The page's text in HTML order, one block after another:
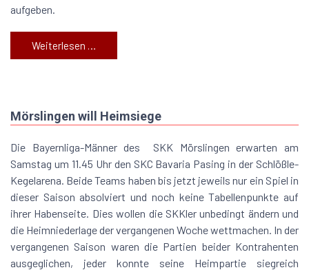
aufgeben.
Weiterlesen …
Mörslingen will Heimsiege
Die Bayernliga-Männer des SKK Mörslingen erwarten am
Samstag um 11.45 Uhr den SKC Bavaria Pasing in der Schlößle-
Kegelarena. Beide Teams haben bis jetzt jeweils nur ein Spiel in
dieser Saison absolviert und noch keine Tabellenpunkte auf
ihrer Habenseite. Dies wollen die SKKler unbedingt ändern und
die Heimniederlage der vergangenen Woche wettmachen. In der
vergangenen Saison waren die Partien beider Kontrahenten
ausgeglichen, jeder konnte seine Heimpartie siegreich